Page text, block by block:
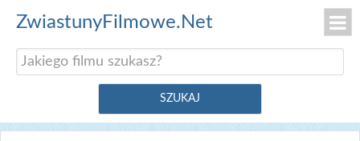
ZwiastunyFilmowe.Net